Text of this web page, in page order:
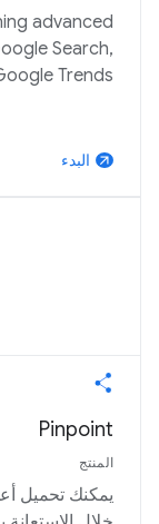
advanced
Search,
Trends.
arrow_outward البدء
Pinpoint
المنتج
يمكنك تحميل